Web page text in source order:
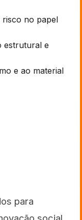
risco no papel
estrutural e
e ao material
para